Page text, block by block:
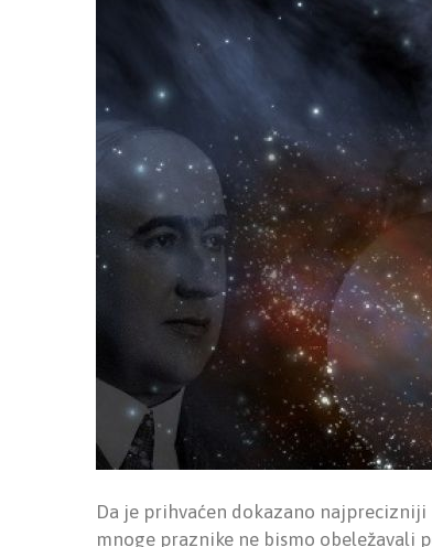
Da je prihvaćen dokazano
mnoge praznike ne bismo obeležavali